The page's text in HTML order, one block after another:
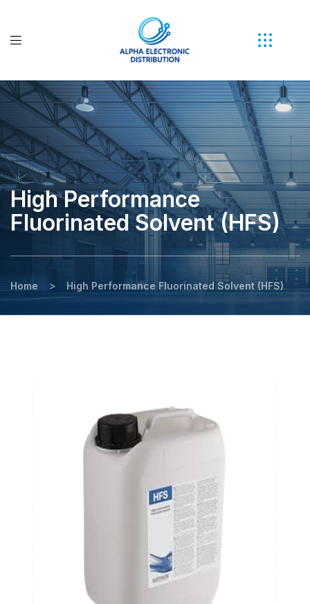
High Performance
Fluorinated Solvent (HFS)
Home > High Performance Fluorinated Solvent (HFS)